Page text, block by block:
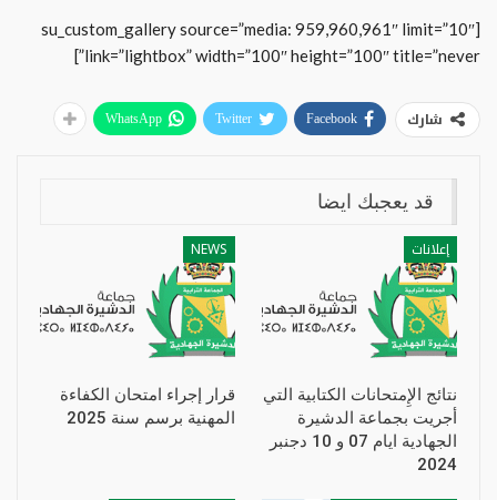
[su_custom_gallery source=”media: 959,960,961″ limit=”10″
link=”lightbox” width=”100″ height=”100″ title=”never”]
شارك Facebook
Twitter
WhatsApp
قد يعجبك ايضا
إعلانات
نتائج الإِمتحانات الكتابية التي
أجريت بجماعة الدشيرة
الجهادية ايام 07 و 10 دجنبر
2024
NEWS
قرار إجراء امتحان الكفاءة
المهنية برسم سنة 2025